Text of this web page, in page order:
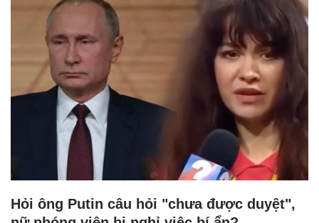
Hỏi ông Putin câu hỏi "chưa được duyệt",